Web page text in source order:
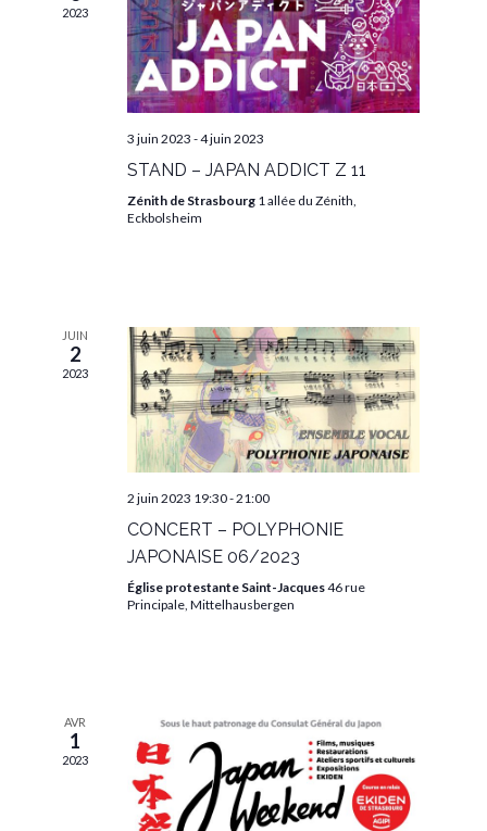
2023
3 juin 2023 -4 juin 2023
STAND – JAPAN ADDICT Z 11
Zénith de Strasbourg 1 allée du Zénith,
Eckbolsheim
JUIN
2
2023
2 juin 2023 19:30-21:00
CONCERT – POLYPHONIE
JAPONAISE 06/2023
Église protestante Saint-Jacques46 rue
Principale, Mittelhausbergen
AVR
1
2023